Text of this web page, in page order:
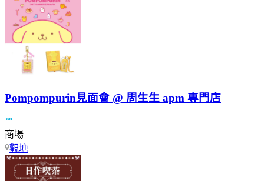
Pompompurin見面會 @ 周生生 apm 專門店
商場
觀塘